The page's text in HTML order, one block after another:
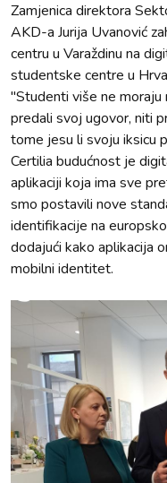
Zamjenica direktora
AKD-a Jurija Uvanović
centru u Varaždinu na
studentske centre u
"Studenti više ne
predali svoj ugovor, niti
tome jesu li svoju iksicu
Certilia budućnost je
aplikaciji koja ima sve
smo postavili nove
identifikacije na
dodajući kako aplikacija
mobilni identitet.